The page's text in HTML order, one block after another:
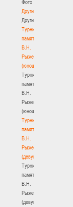
Фото
Другие
Другие
Турнир
памяти
В.Н.
Рыженкова
(юноши)
Турнир
памяти
В.Н.
Рыженкова
(юноши)
Турнир
памяти
В.Н.
Рыженкова
(девушки)
Турнир
памяти
В.Н.
Рыженкова
(девушки)